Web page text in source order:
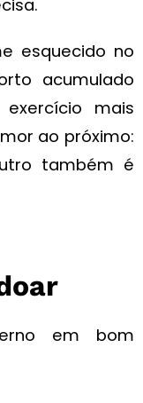
esquecido no
acumulado
mais
ao próximo:
também é
em bom